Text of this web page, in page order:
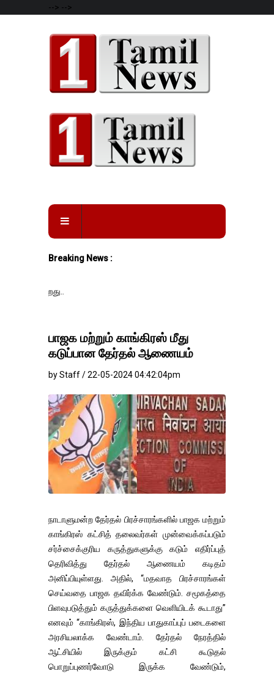
--> -->
Breaking News :
பாஜக மற்றும் காங்கிரஸ் மீது
கடுப்பான தேர்தல் ஆணையம்
by Staff / 22-05-2024 04:42:04pm
நாடாளுமன்ற தேர்தல் பிரச்சாரங்களில் பாஜக மற்றும்
காங்கிரஸ் கட்சித் தலைவர்கள் முன்வைக்கப்படும்
சர்ச்சைக்குரிய கருத்துகளுக்கு கடும் எதிர்ப்புத்
தெரிவித்து தேர்தல் ஆணையம் கடிதம்
அனிப்பியுள்ளது. அதில், “மதவாத பிரச்சாரங்கள்
செய்வதை பாஜக தவிர்க்க வேண்டும். சமூகத்தை
பிளவுபடுத்தும் கருத்துக்களை வெளியிடக் கூடாது”
எனவும் “காங்கிரஸ், இந்திய பாதுகாப்புப் படைகளை
அரசியலாக்க வேண்டாம். தேர்தல் நேரத்தில்
ஆட்சியில் இருக்கும் கட்சி கூடுதல்
பொறுப்புணர்வோடு இருக்க வேண்டும்,